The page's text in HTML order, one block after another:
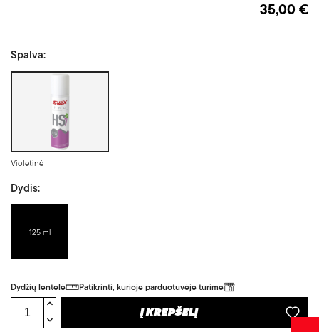
35,00 €
Spalva:
Violetinė
Dydis:
125 ml
Dydžių lentelė Patikrinti, kurioje parduotuvėje turime
Į KREPŠELĮ